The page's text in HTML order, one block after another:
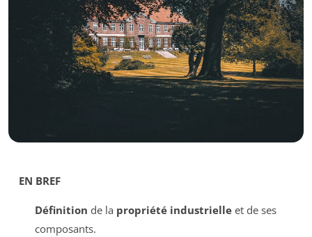
EN BREF
Définition de la propriété industrielleet de ses
composants.